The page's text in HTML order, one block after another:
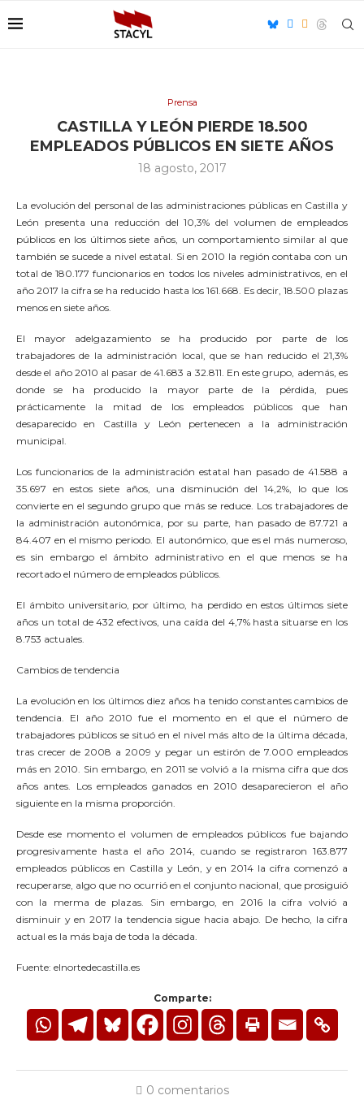
Prensa
CASTILLA Y LEÓN PIERDE 18.500
EMPLEADOS PÚBLICOS EN SIETE AÑOS
18 agosto, 2017
La evolución del personal de las administraciones públicas en Castilla y
León presenta una reducción del 10,3% del volumen de empleados
públicos en los últimos siete años, un comportamiento similar al que
también se sucede a nivel estatal. Si en 2010 la región contaba con un
total de 180.177 funcionarios en todos los niveles administrativos, en el
año 2017 la cifra se ha reducido hasta los 161.668. Es decir, 18.500 plazas
menos en siete años.
El mayor adelgazamiento se ha producido por parte de los
trabajadores de la administración local, que se han reducido el 21,3%
desde el año 2010 al pasar de 41.683 a 32.811. En este grupo, además, es
donde se ha producido la mayor parte de la pérdida, pues
prácticamente la mitad de los empleados públicos que han
desaparecido en Castilla y León pertenecen a la administración
municipal.
Los funcionarios de la administración estatal han pasado de 41.588 a
35.697 en estos siete años, una disminución del 14,2%, lo que los
convierte en el segundo grupo que más se reduce. Los trabajadores de
la administración autonómica, por su parte, han pasado de 87.721 a
84.407 en el mismo periodo. El autonómico, que es el más numeroso,
es sin embargo el ámbito administrativo en el que menos se ha
recortado el número de empleados públicos.
El ámbito universitario, por último, ha perdido en estos últimos siete
años un total de 432 efectivos, una caída del 4,7% hasta situarse en los
8.753 actuales.
Cambios de tendencia
La evolución en los últimos diez años ha tenido constantes cambios de
tendencia. El año 2010 fue el momento en el que el número de
trabajadores públicos se situó en el nivel más alto de la última década,
tras crecer de 2008 a 2009 y pegar un estirón de 7.000 empleados
más en 2010. Sin embargo, en 2011 se volvió a la misma cifra que dos
años antes. Los empleados ganados en 2010 desaparecieron el año
siguiente en la misma proporción.
Desde ese momento el volumen de empleados públicos fue bajando
progresivamente hasta el año 2014, cuando se registraron 163.877
empleados públicos en Castilla y León, y en 2014 la cifra comenzó a
recuperarse, algo que no ocurrió en el conjunto nacional, que prosiguió
con la merma de plazas. Sin embargo, en 2016 la cifra volvió a
disminuir y en 2017 la tendencia sigue hacia abajo. De hecho, la cifra
actual es la más baja de toda la década.
Fuente: elnortedecastilla.es
Comparte:
0 comentarios